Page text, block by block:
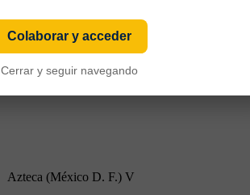
Azteca (México D. F.) V
Colaborar y acceder
Cerrar y seguir navegando